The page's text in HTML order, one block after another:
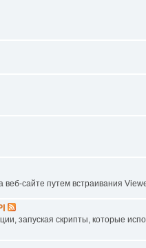
сайте путем встраивания
запуская скрипты, которые